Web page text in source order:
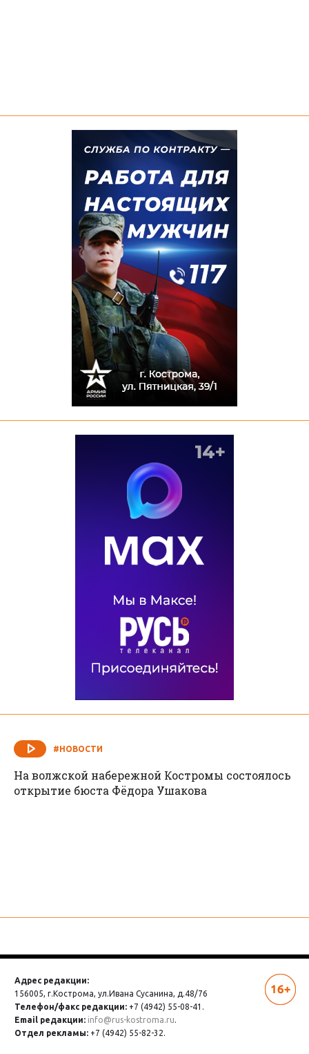
#НОВОСТИ
На волжской набережной Костромы состоялось
открытие бюста Фёдора Ушакова
Адрес редакции:
156005, г.Кострома, ул.Ивана Сусанина, д.48/76
Телефон/факс редакции: +7 (4942) 55-08-41.
Email редакции: info@rus-kostroma.ru.
Отдел рекламы: +7 (4942) 55-82-32.